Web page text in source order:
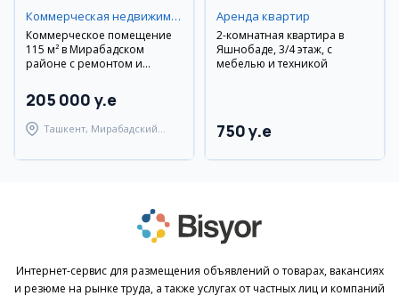
Коммерческая недвижимость
Коммерческое помещение
115 м² в Мирабадском
районе с ремонтом и
205 000 y.e
Ташкент, Мирабадский
Аренда квартир
2-комнатная квартира в
Яшнобаде, 3/4 этаж, с
мебелью и техникой
750 y.e
Интернет-сервис для размещения объявлений о товарах, вакансиях
и резюме на рынке труда, а также услугах от частных лиц и компаний